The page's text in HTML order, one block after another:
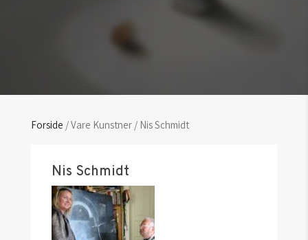
Forside / Vare Kunstner / Nis Schmidt
Nis Schmidt